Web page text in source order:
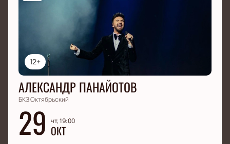
12+
АЛЕКСАНДР ПАНАЙОТОВ
БКЗ Октябрьский
29 чт, 19:00
ОКТ